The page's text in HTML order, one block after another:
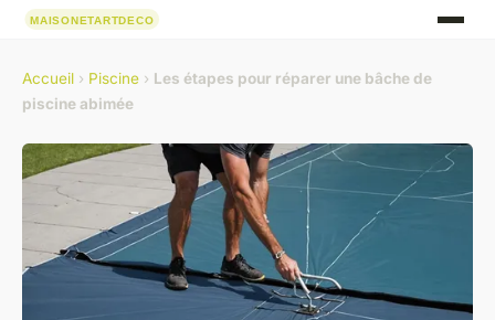
Accueil › Piscine › Les étapes pour réparer une bâche de
piscine abimée